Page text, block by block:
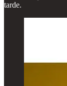
tarde.